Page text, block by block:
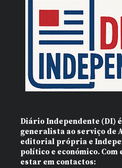
Diário Independente (DI)
generalista ao serviço de
editorial própria e
político e económico.
estar em contactos: